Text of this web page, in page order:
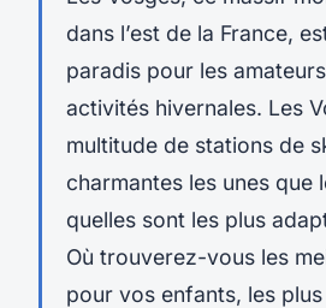
dans l’est de la France,
paradis pour les
activités hivernales. Les
multitude de stations de
charmantes les unes que
quelles sont les plus
Où trouverez-vous les
pour vos enfants, les